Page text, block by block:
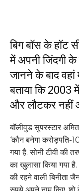
बिग बॉस के हॉट
में अपनी जिंदगी के
जानने के बाद वहां
बताया कि 2003
और लौटकर नहीं
बॉलीवुड सुपरस्टार
‘कौन बनेगा करोड़पति-
गया है. सोनी टीवी की
का खुलासा किया गया है.
की रहने वाली बिनीता